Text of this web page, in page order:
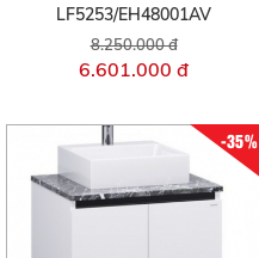
LF5253/EH48001AV
8.250.000 đ
6.601.000 đ
-35%